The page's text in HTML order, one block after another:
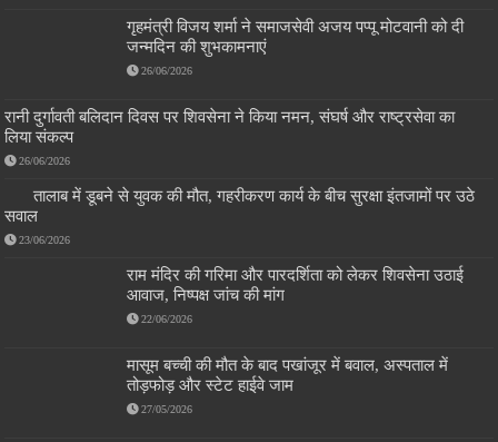
गृहमंत्री विजय शर्मा ने समाजसेवी अजय पप्पू मोटवानी को दी
जन्मदिन की शुभकामनाएं
26/06/2026
रानी दुर्गावती बलिदान दिवस पर शिवसेना ने किया नमन, संघर्ष और राष्ट्रसेवा का
लिया संकल्प
26/06/2026
तालाब में डूबने से युवक की मौत, गहरीकरण कार्य के बीच सुरक्षा इंतजामों पर उठे
सवाल
23/06/2026
राम मंदिर की गरिमा और पारदर्शिता को लेकर शिवसेना उठाई
आवाज, निष्पक्ष जांच की मांग
22/06/2026
मासूम बच्ची की मौत के बाद पखांजूर में बवाल, अस्पताल में
तोड़फोड़ और स्टेट हाईवे जाम
27/05/2026